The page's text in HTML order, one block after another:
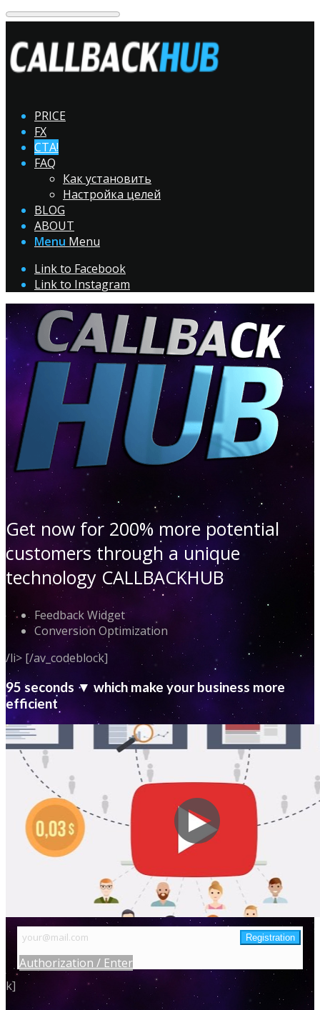
PRICE
FX
CTA!
FAQ
Как установить
Настройка целей
BLOG
ABOUT
Menu Menu
Link to Facebook
Link to Instagram
Get now for 200% more potential
customers through a unique
technology CALLBACKHUB
Feedback Widget
Conversion Optimization
/li> [/av_codeblock]
95 seconds ▼ which make your business more
efficient
Authorization / Enter
k]